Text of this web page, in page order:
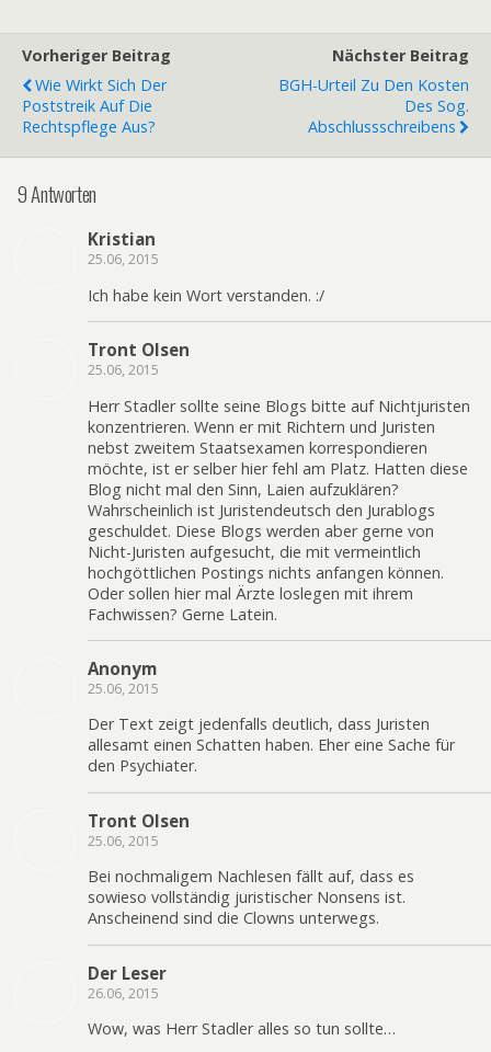
Vorheriger Beitrag
Wie Wirkt Sich Der
Poststreik Auf Die
Rechtspflege Aus?
Nächster Beitrag
BGH-Urteil Zu Den Kosten
Des Sog.
Abschlussschreibens
9 Antworten
Kristian
25.06, 2015
Ich habe kein Wort verstanden. :/
Tront Olsen
25.06, 2015
Herr Stadler sollte seine Blogs bitte auf Nichtjuristen
konzentrieren. Wenn er mit Richtern und Juristen
nebst zweitem Staatsexamen korrespondieren
möchte, ist er selber hier fehl am Platz. Hatten diese
Blog nicht mal den Sinn, Laien aufzuklären?
Wahrscheinlich ist Juristendeutsch den Jurablogs
geschuldet. Diese Blogs werden aber gerne von
Nicht-Juristen aufgesucht, die mit vermeintlich
hochgöttlichen Postings nichts anfangen können.
Oder sollen hier mal Ärzte loslegen mit ihrem
Fachwissen? Gerne Latein.
Anonym
25.06, 2015
Der Text zeigt jedenfalls deutlich, dass Juristen
allesamt einen Schatten haben. Eher eine Sache für
den Psychiater.
Tront Olsen
25.06, 2015
Bei nochmaligem Nachlesen fällt auf, dass es
sowieso vollständig juristischer Nonsens ist.
Anscheinend sind die Clowns unterwegs.
Der Leser
26.06, 2015
Wow, was Herr Stadler alles so tun sollte…